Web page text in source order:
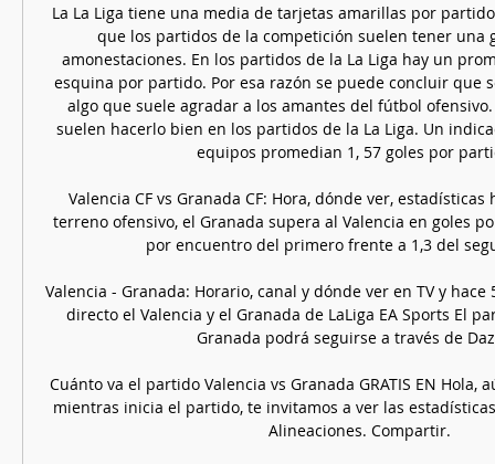
La La Liga tiene una media de tarjetas amarillas por
que los partidos de la competición suelen tener una
amonestaciones. En los partidos de la La Liga hay un
esquina por partido. Por esa razón se puede concluir que
algo que suele agradar a los amantes del fútbol
suelen hacerlo bien en los partidos de la La Liga. Un
equipos promedian 1, 57 goles por
Valencia CF vs Granada CF: Hora, dónde ver,
terreno ofensivo, el Granada supera al Valencia en goles
por encuentro del primero frente a 1,3 del
Valencia - Granada: Horario, canal y dónde ver en TV y
directo el Valencia y el Granada de LaLiga EA Sports El
Granada podrá seguirse a través de
Cuánto va el partido Valencia vs Granada GRATIS EN Hola,
mientras inicia el partido, te invitamos a ver las
Alineaciones. Compartir.